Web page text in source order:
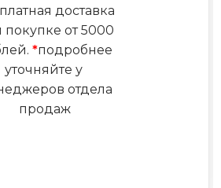
доставка
покупке от 5000
*подробнее
уточняйте у
отдела
продаж